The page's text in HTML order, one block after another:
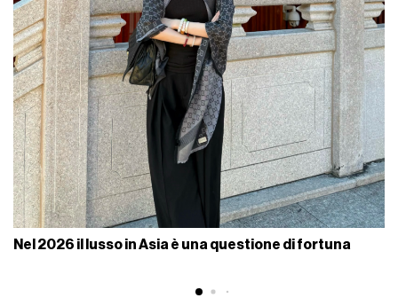
Nel 2026 il lusso in Asia è una questione di fortuna